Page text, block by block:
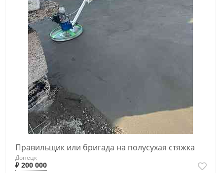
Правильщик или бригада на полусухая стяжка
Донецк
₽ 200 000